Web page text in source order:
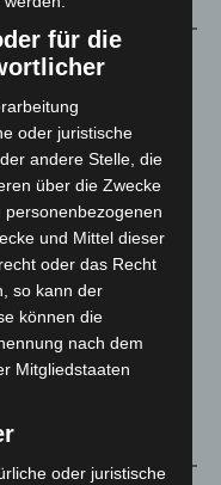
3.252
für die
oder juristische
andere Stelle, die
über die Zwecke
und Mittel dieser
oder das Recht
so kann der
können die
nach dem
Mitgliedstaaten
oder juristische